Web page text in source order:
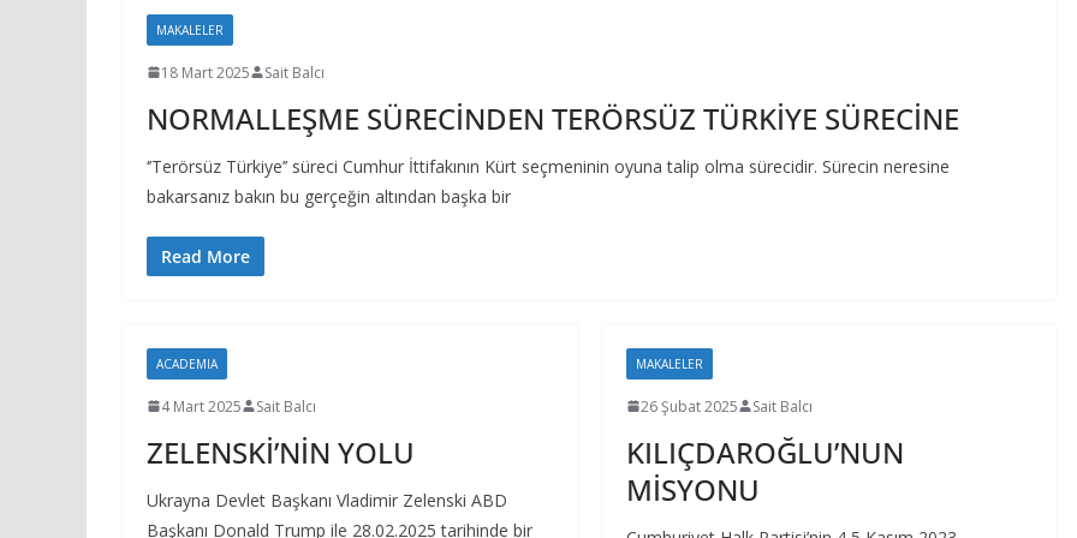
MAKALELER
18 Mart 2025 Sait Balcı
NORMALLEŞME SÜRECİNDEN TERÖRSÜZ TÜRKİYE SÜRECİNE
‘’Terörsüz Türkiye’’ süreci Cumhur İttifakının Kürt seçmeninin oyuna talip olma sürecidir. Sürecin neresine
bakarsanız bakın bu gerçeğin altından başka bir
Read More
ACADEMIA
4 Mart 2025 Sait Balcı
ZELENSKİ’NİN YOLU
Ukrayna Devlet Başkanı Vladimir Zelenski ABD
Başkanı Donald Trump ile 28.02.2025 tarihinde bir
MAKALELER
26 Şubat 2025 Sait Balcı
KILIÇDAROĞLU’NUN
MİSYONU